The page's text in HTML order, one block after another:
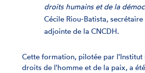
droits humains et de la
Cécile Riou-Batista,
adjointe de la CNCDH.
Cette formation, pilotée par l'Institut
droits de l'homme et de la paix, a